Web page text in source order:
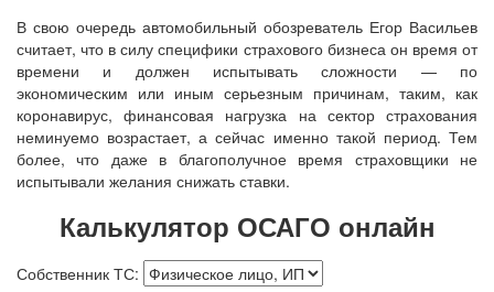
В свою очередь автомобильный обозреватель Егор Васильев
считает, что в силу специфики страхового бизнеса он время от
времени и должен испытывать сложности — по
экономическим или иным серьезным причинам, таким, как
коронавирус, финансовая нагрузка на сектор страхования
неминуемо возрастает, а сейчас именно такой период. Тем
более, что даже в благополучное время страховщики не
испытывали желания снижать ставки.
Калькулятор ОСАГО онлайн
Собственник ТС: